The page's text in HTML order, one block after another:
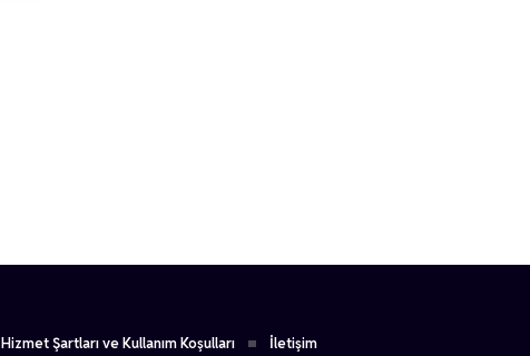
Hizmet Şartları ve Kullanım Koşulları İletişim